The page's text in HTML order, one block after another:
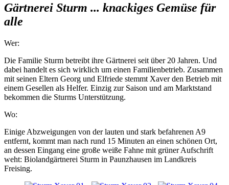
Gärtnerei Sturm ... knackiges Gemüse für
alle
Wer:
Die Familie Sturm betreibt ihre Gärtnerei seit über 20 Jahren. Und
dabei handelt es sich wirklich um einen Familienbetrieb. Zusammen
mit seinen Eltern Georg und Elfriede stemmt Xaver den Betrieb mit
einem Gesellen als Helfer. Einzig zur Saison und am Marktstand
bekommen die Sturms Unterstützung.
Wo:
Einige Abzweigungen von der lauten und stark befahrenen A9
entfernt, kommt man nach rund 15 Minuten an einen schönen Ort,
an dessen Eingang eine große weiße Fahne mit grüner Aufschrift
weht: Biolandgärtnerei Sturm in Paunzhausen im Landkreis
Freising.